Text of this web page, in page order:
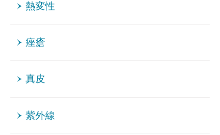
熱変性
痤瘡
真皮
紫外線